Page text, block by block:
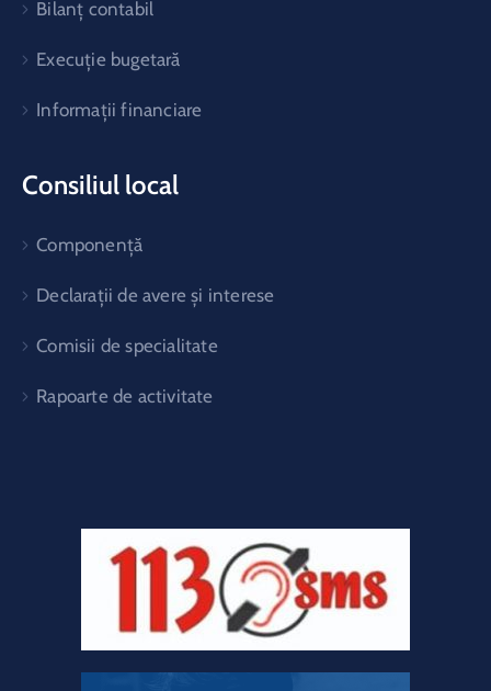
Bilanț contabil
Execuție bugetară
Informații financiare
Consiliul local
Componență
Declarații de avere și interese
Comisii de specialitate
Rapoarte de activitate